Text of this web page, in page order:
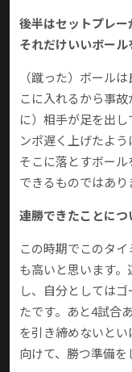
後半はセットプレー
それだけいいボー
（蹴った）ボール
こに入れるから事
に）相手が足を出
ンポ遅く上げたよ
そこに落とすボー
できるものではあり
連勝できたことに
この時期でこのタ
も高いと思います
し、自分としては
たです。あと4試合
を引き締めないと
向けて、勝つ準備を